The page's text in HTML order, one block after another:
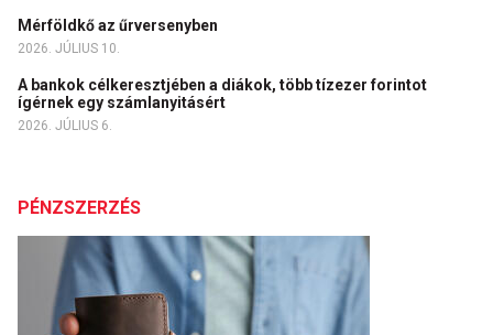
Mérföldkő az űrversenyben
2026. JÚLIUS 10.
A bankok célkeresztjében a diákok, több tízezer forintot
ígérnek egy számlanyitásért
2026. JÚLIUS 6.
PÉNZSZERZÉS